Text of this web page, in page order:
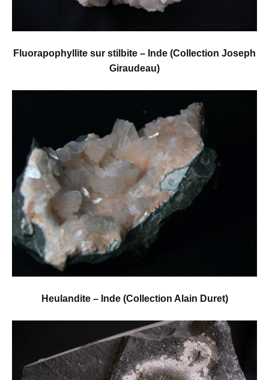
Fluorapophyllite sur stilbite – Inde (Collection Joseph
Giraudeau)
Heulandite – Inde (Collection Alain Duret)